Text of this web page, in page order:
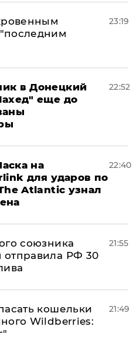
23:19
в Донецкий
еще до
22:52
на
для ударов по
Atlantic узнал
22:40
союзника
РФ 30
21:55
кошельки
Wildberries:
21:49